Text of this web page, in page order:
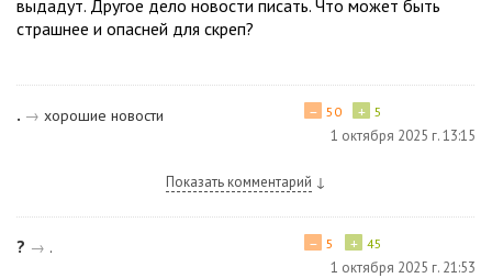
выдадут. Другое дело новости писать. Что может быть
страшнее и опасней для скреп?
. → хорошие новости + 5
− 50
1 октября 2025 г. 13:15
Показать комментарий ↓
? → . + 45
− 5
1 октября 2025 г. 21:53